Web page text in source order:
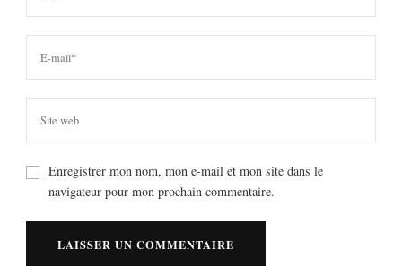
Enregistrer mon nom, mon e-mail et mon site dans le
navigateur pour mon prochain commentaire.